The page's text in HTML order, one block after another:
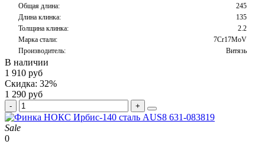
Общая длина:
245
Длина клинка:
135
Толщина клинка:
2.2
Марка стали:
7Cr17MoV
Производитель:
Витязь
В наличии
1 910 руб
Скидка: 32%
1 290 руб
Sale
0